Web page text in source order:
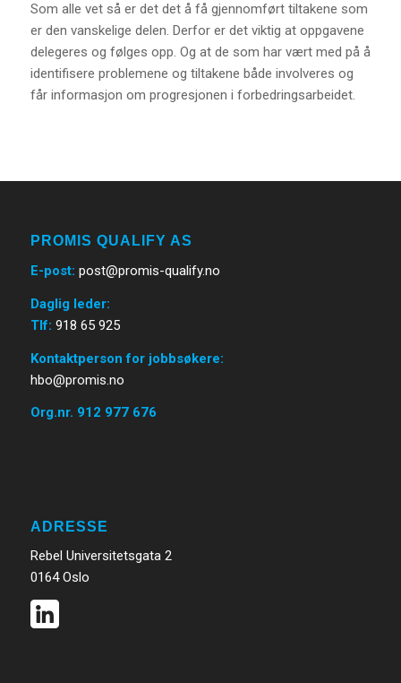
Som alle vet så er det det å få gjennomført tiltakene som
er den vanskelige delen. Derfor er det viktig at oppgavene
delegeres og følges opp. Og at de som har vært med på å
identifisere problemene og tiltakene både involveres og
får informasjon om progresjonen i forbedringsarbeidet.
PROMIS QUALIFY AS
E-post: post@promis-qualify.no
Daglig leder:
Tlf: 918 65 925
Kontaktperson for jobbsøkere:
hbo@promis.no
Org.nr. 912 977 676
ADRESSE
Rebel Universitetsgata 2
0164 Oslo